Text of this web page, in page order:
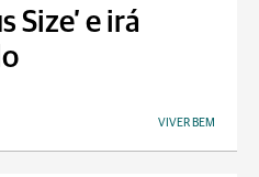
Size’ e irá
VIVER BEM